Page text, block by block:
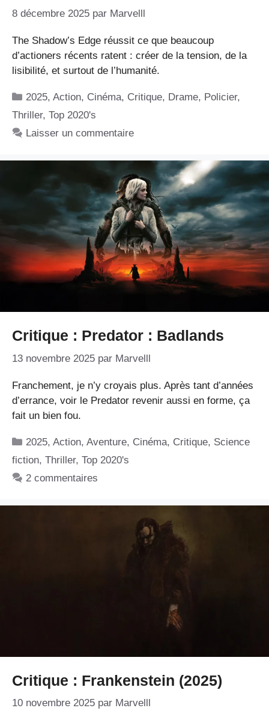
8 décembre 2025 par Marvelll
The Shadow’s Edge réussit ce que beaucoup
d’actioners récents ratent : créer de la tension, de la
lisibilité, et surtout de l’humanité.
Catégories
2025,Action, Cinéma, Critique, Drame, Policier,
Thriller, Top 2020's
Laisser un commentaire
Critique : Predator : Badlands
13 novembre 2025 par Marvelll
Franchement, je n’y croyais plus. Après tant d’années
d’errance, voir le Predator revenir aussi en forme, ça
fait un bien fou.
Catégories
2025,Action,Aventure, Cinéma, Critique, Science
fiction, Thriller, Top 2020's
2 commentaires
Critique : Frankenstein (2025)
10 novembre 2025 par Marvelll